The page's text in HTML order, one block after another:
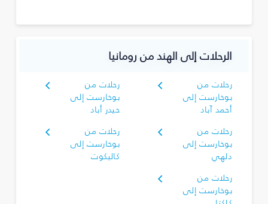
الرحلات إلى الهند من رومانيا
رحلات من
بوخارست إلى
أحمد آباد
رحلات من
بوخارست إلى
حيدر أباد
رحلات من
بوخارست إلى
دلهي
رحلات من
بوخارست إلى
كاليكوت
رحلات من
بوخارست إلى